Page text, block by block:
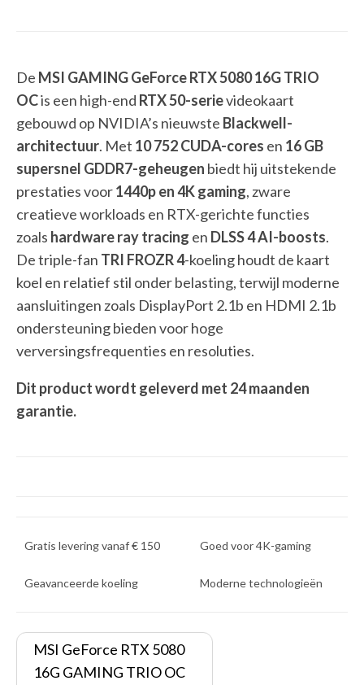
De MSI GAMING GeForce RTX 5080 16G TRIO
OCis een high-end RTX 50-serievideokaart
gebouwd op NVIDIA’s nieuwste Blackwell-
architectuur. Met 10 752 CUDA-cores en 16 GB
supersnel GDDR7-geheugen biedt hij uitstekende
prestaties voor1440p en 4K gaming, zware
creatieve workloads en RTX-gerichte functies
zoals hardware ray tracing en DLSS 4 AI-boosts.
De triple-fan TRI FROZR 4-koeling houdt de kaart
koel en relatief stil onder belasting, terwijl moderne
aansluitingen zoals DisplayPort 2.1b en HDMI 2.1b
ondersteuning bieden voor hoge
verversingsfrequenties en resoluties.
Dit product wordt geleverd met 24 maanden
garantie.
Gratis levering vanaf € 150 Goed voor 4K-gaming
Geavanceerde koeling Moderne technologieën
MSI GeForce RTX 5080
16G GAMING TRIO OC